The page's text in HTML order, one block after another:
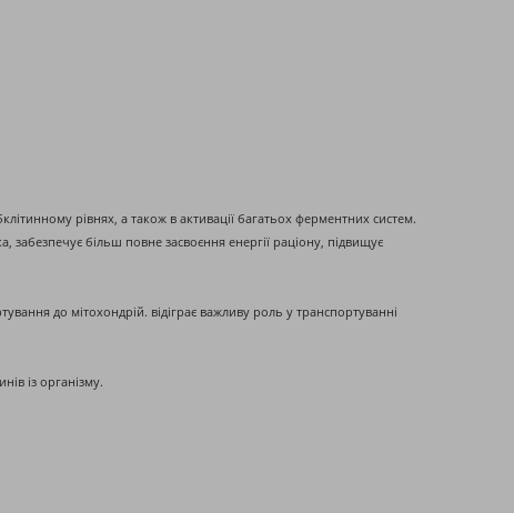
рівнях, а також в активації багатьох ферментних систем.
більш повне засвоєння енергії раціону, підвищує
до мітохондрій. відіграє важливу роль у транспортуванні
із організму.